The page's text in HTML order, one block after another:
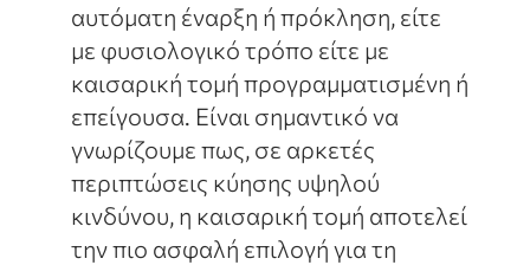
αυτόματη έναρξη ή πρόκληση, είτε
με φυσιολογικό τρόπο είτε με
καισαρική τομή προγραμματισμένη ή
επείγουσα. Είναι σημαντικό να
γνωρίζουμε πως, σε αρκετές
περιπτώσεις κύησης υψηλού
κινδύνου, η καισαρική τομή αποτελεί
την πιο ασφαλή επιλογή για τη